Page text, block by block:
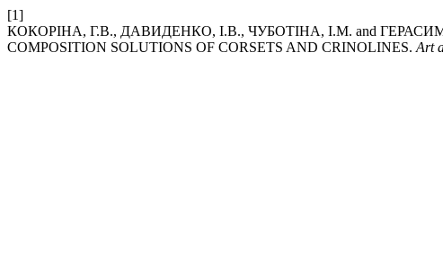
[1]
КОКОРІНА, Г.В., ДАВИДЕНКО, І.В., ЧУБОТІНА, І.М. and
COMPOSITION SOLUTIONS OF CORSETS AND CRINOLINES. Art